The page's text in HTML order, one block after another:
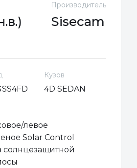
Производитель
Sisecam
Кузов
4D SEDAN
левое
Solar Control
солнцезащитной